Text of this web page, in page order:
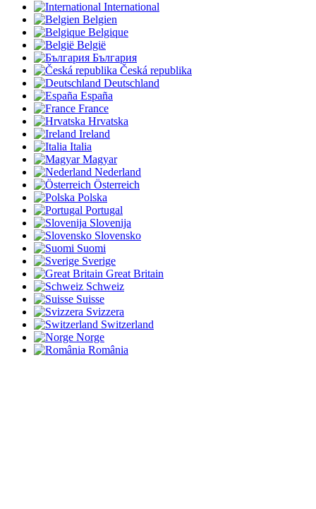
International
Belgien
Belgique
België
България
Česká republika
Deutschland
España
France
Hrvatska
Ireland
Italia
Magyar
Nederland
Österreich
Polska
Portugal
Slovenija
Slovensko
Suomi
Sverige
Great Britain
Schweiz
Suisse
Svizzera
Switzerland
Norge
România